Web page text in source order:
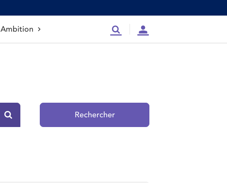
Ambition RechercheCompte
Rechercher sur le site
Rechercher